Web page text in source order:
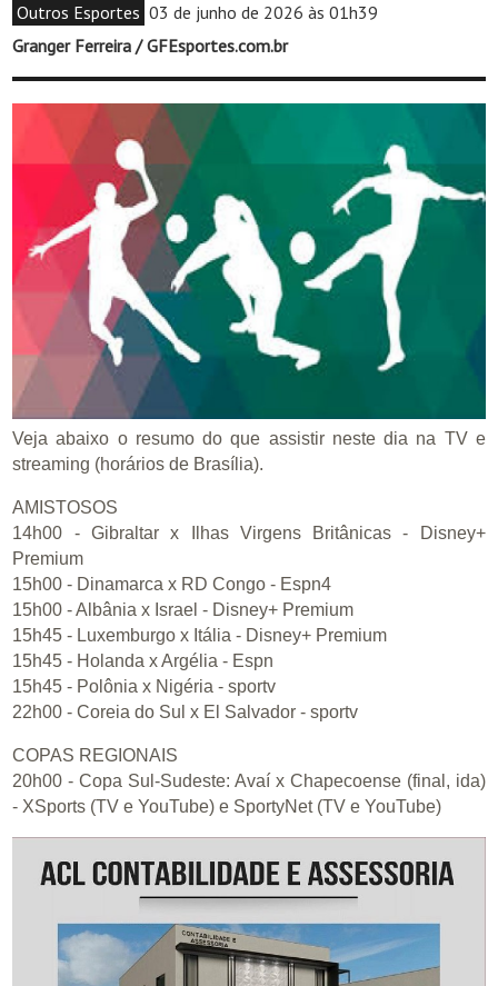
Outros Esportes 03 de junho de 2026 às 01h39
Granger Ferreira / GFEsportes.com.br
Veja abaixo o resumo do que assistir neste dia na TV e
streaming (horários de Brasília).
AMISTOSOS
14h00 - Gibraltar x Ilhas Virgens Britânicas - Disney+
Premium
15h00 - Dinamarca x RD Congo - Espn4
15h00 - Albânia x Israel - Disney+ Premium
15h45 - Luxemburgo x Itália - Disney+ Premium
15h45 - Holanda x Argélia - Espn
15h45 - Polônia x Nigéria - sportv
22h00 - Coreia do Sul x El Salvador - sportv
COPAS REGIONAIS
20h00 - Copa Sul-Sudeste: Avaí x Chapecoense (final, ida)
- XSports (TV e YouTube) e SportyNet (TV e YouTube)